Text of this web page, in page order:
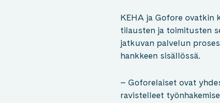
KEHA ja Gofore ovatkin
tilausten ja toimitusten
jatkuvan palvelun
hankkeen sisällössä.
– Goforelaiset ovat
ravistelleet